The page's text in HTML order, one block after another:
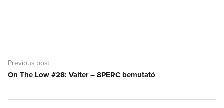
navigáció
Previous post
Previous
On The Low #28: Valter – 8PERC bemutató